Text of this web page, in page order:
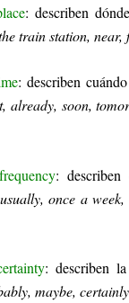
:describen
train station,
: describen
already, soon,
: describen
usually, once a
: describen
maybe,